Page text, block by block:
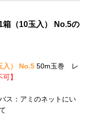
箱（10玉入） No.5の
入） No.5 50m玉巻 レ
】
ス：アミのネットにい